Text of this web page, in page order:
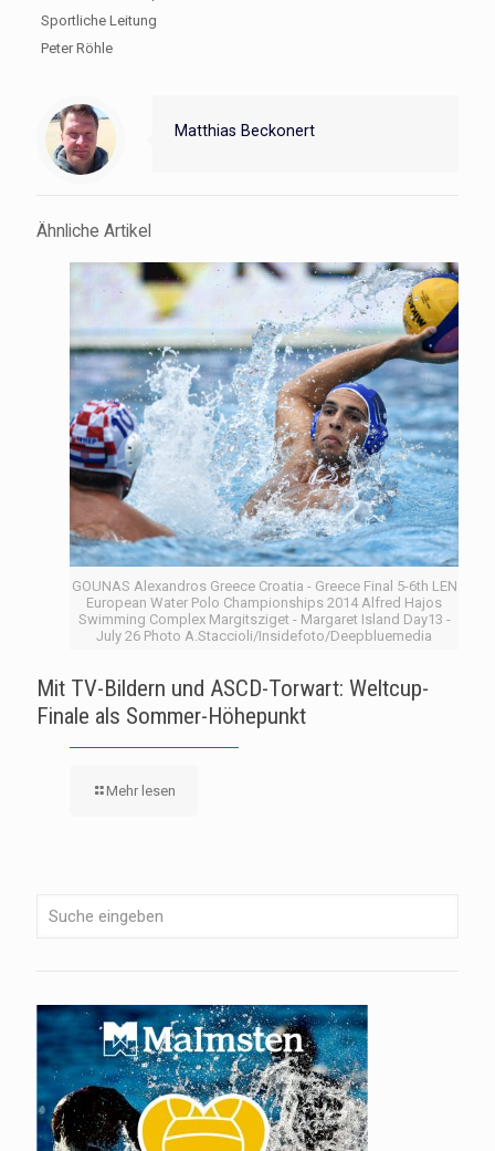
Sportliche Leitung
Peter Röhle
Matthias Beckonert
Ähnliche Artikel
GOUNAS Alexandros Greece Croatia - Greece Final 5-6th LEN
European Water Polo Championships 2014 Alfred Hajos
Swimming Complex Margitsziget - Margaret Island Day13 -
July 26 Photo A.Staccioli/Insidefoto/Deepbluemedia
Mit TV-Bildern und ASCD-Torwart: Weltcup-
Finale als Sommer-Höhepunkt
Mehr lesen